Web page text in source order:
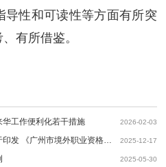
导性和可读性等方面有所突
有所借鉴。
工作便利化若干措施 2026-02-03
广州市人力资源和社会保障局关于印发 《广州市境外职业资格比照对应职称目录（2025年版）》的通知 2025-12-17
2025-05-30